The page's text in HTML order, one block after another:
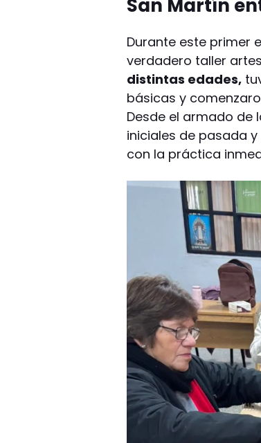
San Martín
Durante este primer
verdadero taller
distintas edades,
básicas y
Desde el armado de
iniciales de pasada
con la práctica